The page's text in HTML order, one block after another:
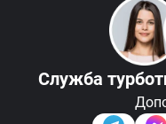
Служба